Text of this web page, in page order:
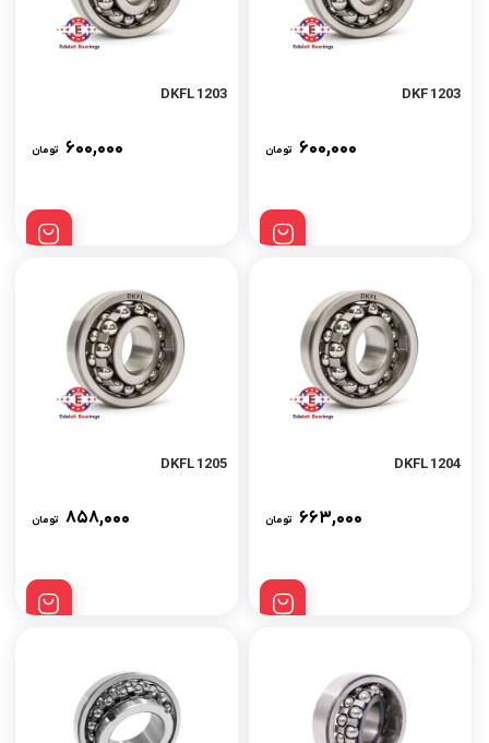
1203 DKF
۶۰۰,۰۰۰ تومان
1203 DKFL
۶۰۰,۰۰۰ تومان
1204 DKFL
۶۶۳,۰۰۰ تومان
1205 DKFL
۸۵۸,۰۰۰ تومان